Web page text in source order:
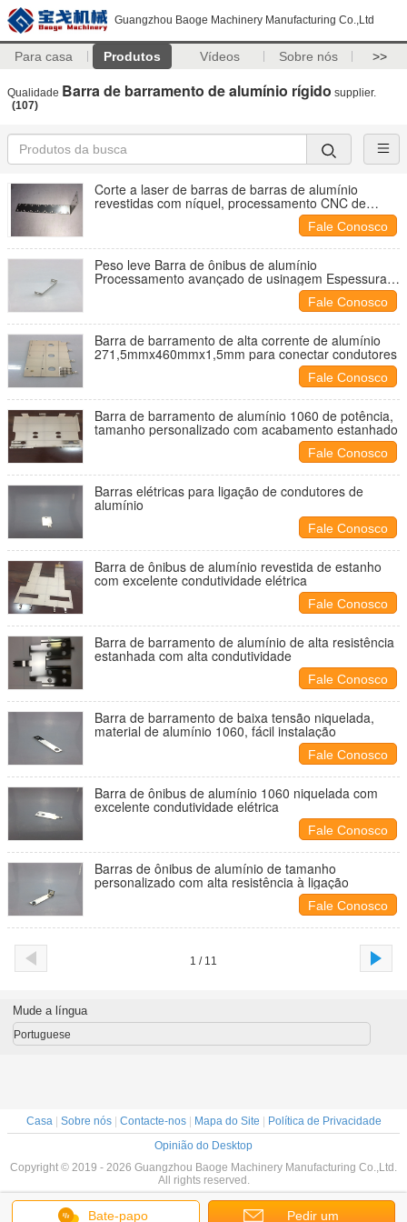
Guangzhou Baoge Machinery Manufacturing Co.,Ltd
Para casa Produtos Vídeos Sobre nós >>
Qualidade Barra de barramento de alumínio rígido supplier.
(107)
Corte a laser de barras de barras de alumínio
revestidas com níquel, processamento CNC de
material de alumínio com tratamento de superfície
Fale Conosco
Peso leve Barra de ônibus de alumínio
Processamento avançado de usinagem Espessura
Fale Conosco
Barra de barramento de alta corrente de alumínio
271,5mmx460mmx1,5mm para conectar condutores
Fale Conosco
Barra de barramento de alumínio 1060 de potência,
tamanho personalizado com acabamento estanhado
Fale Conosco
Barras elétricas para ligação de condutores de
alumínio
Fale Conosco
Barra de ônibus de alumínio revestida de estanho
com excelente condutividade elétrica
Fale Conosco
Barra de barramento de alumínio de alta resistência
estanhada com alta condutividade
Fale Conosco
Barra de barramento de baixa tensão niquelada,
material de alumínio 1060, fácil instalação
Fale Conosco
Barra de ônibus de alumínio 1060 niquelada com
excelente condutividade elétrica
Fale Conosco
Barras de ônibus de alumínio de tamanho
personalizado com alta resistência à ligação
Fale Conosco
1 / 11
Bate-papo Pedir um
Mude a língua
Portuguese
Casa| Sobre nós| Contacte-nos| Mapa do Site
Política de Privacidade
Opinião do Desktop
Copyright © 2019 - 2026 Guangzhou Baoge Machinery Manufacturing Co.,Ltd.
All rights reserved.